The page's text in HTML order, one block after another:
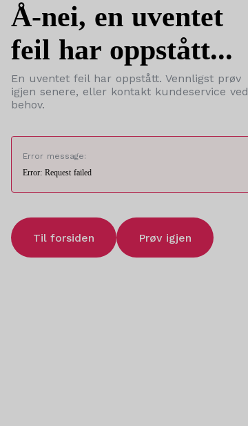
Å-nei, en uventet
feil har oppstått...
En uventet feil har oppstått. Vennligst prøv
igjen senere, eller kontakt kundeservice ved
behov.
Error message:
Error: Request failed
Til forsiden Prøv igjen